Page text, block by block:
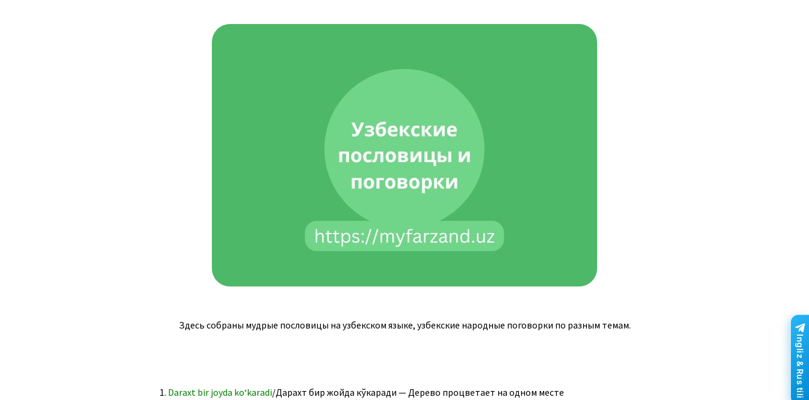
Здесь собраны мудрые пословицы на узбекском языке, узбекские народные поговорки по разным темам.
Daraxt bir joyda ko‘karadi/Дарахт бир жойда кўкаради — Дерево процветает на одном месте
Ingliz & Rus tili